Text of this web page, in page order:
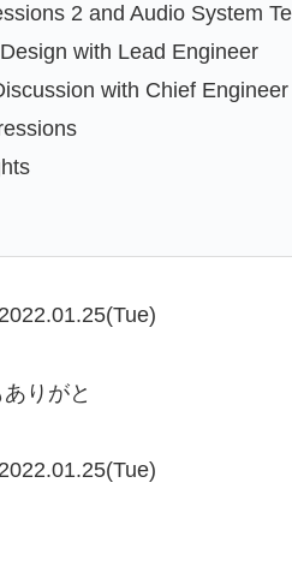
2 and Audio System
with Lead Engineer
with Chief Engineer
2022.01.25(Tue)
りがと
2022.01.25(Tue)